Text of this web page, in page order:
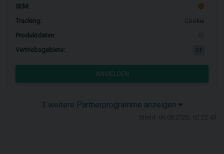
SEM:
Tracking:
Cookie
Produktdaten:
Vertriebsgebiete:
ANMELDEN
3 weitere Partnerprogramme anzeigen